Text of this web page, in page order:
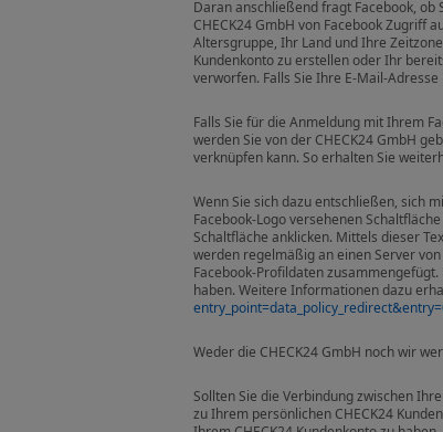
Daran anschließend fragt Facebook, ob
CHECK24 GmbH von Facebook Zugriff
Altersgruppe, Ihr Land und Ihre
Kundenkonto zu erstellen oder Ihr
verworfen. Falls Sie Ihre E-Mail-
Falls Sie für die Anmeldung mit Ihrem
werden Sie von der CHECK24 GmbH
verknüpfen kann. So erhalten Sie
Wenn Sie sich dazu entschließen, sich
Facebook-Logo versehenen
Schaltfläche anklicken. Mittels dieser
werden regelmäßig an einen Server
Facebook-Profildaten
haben. Weitere Informationen dazu
Weder die CHECK24 GmbH noch wir
Sollten Sie die Verbindung zwischen
zu Ihrem persönlichen CHECK24